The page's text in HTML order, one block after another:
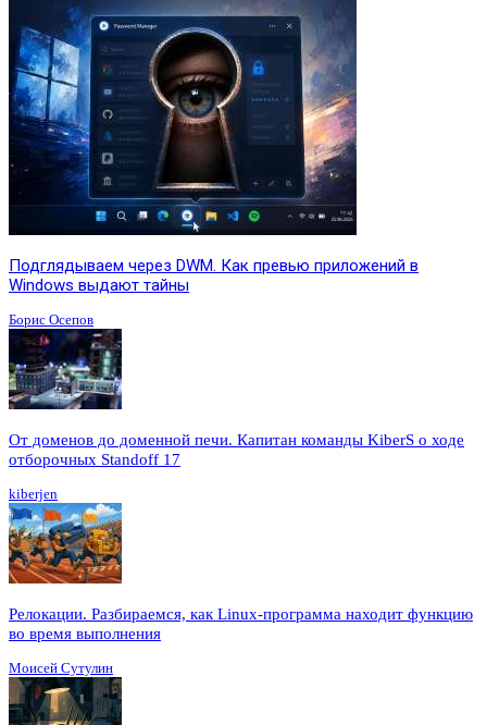
Подглядываем через DWM. Как превью приложений в
Windows выдают тайны
Борис Осепов
От доменов до доменной печи. Капитан команды KiberS о ходе
отборочных Standoff 17
kiberjen
Релокации. Разбираемся, как Linux-программа находит функцию
во время выполнения
Моисей Сутулин